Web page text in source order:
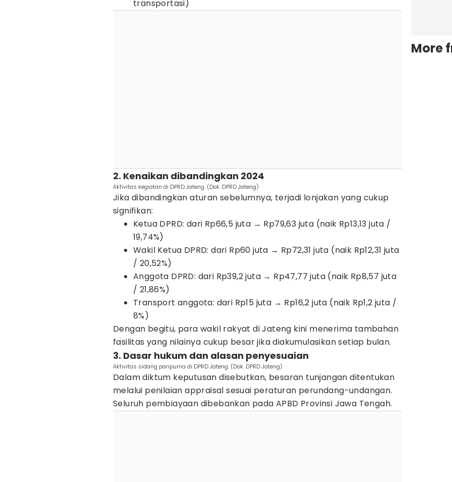
transportasi)
2. Kenaikan dibandingkan 2024
Aktivitas kegiatan di DPRD Jateng. (Dok. DPRD Jateng)
Jika dibandingkan aturan sebelumnya, terjadi lonjakan yang cukup
signifikan:
Ketua DPRD: dari Rp66,5 juta → Rp79,63 juta (naik Rp13,13 juta /
19,74%)
Wakil Ketua DPRD: dari Rp60 juta → Rp72,31 juta (naik Rp12,31 juta
/ 20,52%)
Anggota DPRD: dari Rp39,2 juta → Rp47,77 juta (naik Rp8,57 juta
/ 21,86%)
Transport anggota: dari Rp15 juta → Rp16,2 juta (naik Rp1,2 juta /
8%)
Dengan begitu, para wakil rakyat di Jateng kini menerima tambahan
fasilitas yang nilainya cukup besar jika diakumulasikan setiap bulan.
3. Dasar hukum dan alasan penyesuaian
Aktivitas sidang paripurna di DPRD Jateng. (Dok. DPRD Jateng)
Dalam diktum keputusan disebutkan, besaran tunjangan ditentukan
melalui penilaian appraisal sesuai peraturan perundang-undangan.
Seluruh pembiayaan dibebankan pada APBD Provinsi Jawa Tengah.
More